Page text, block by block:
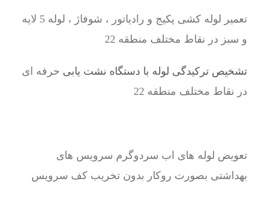
تعمیر لوله کشی پکیج و رادیاتور ، شوفاژ ، لوله 5 لایه
و سبز در نقاط مختلف منطقه 22
تشخیص ترکیدگی لوله با دستگاه نشت یابی حرفه ای
در نقاط مختلف منطقه 22
تعویض لوله های اب سردوگرم سرویس های
بهداشتی بصورت روکار بدون تخریب کف سرویس